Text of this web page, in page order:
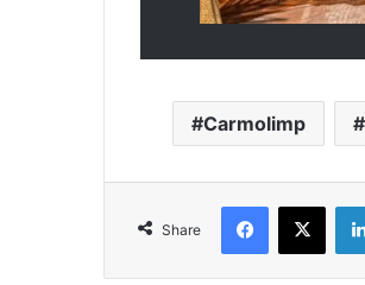
Carmolimp
Share
Facebook
X